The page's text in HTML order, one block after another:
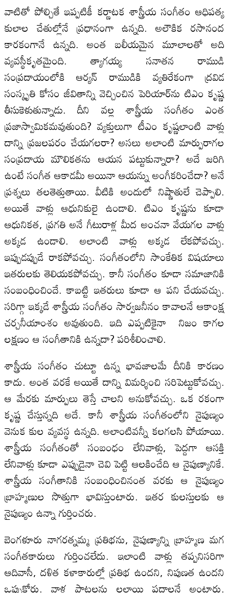
వాటితో పోల్చితే ఇప్పటికీ కర్ణాటక శాస్త్రీయ సంగీతం ఆధిపత్య
కులాల చేతుల్లోనే ప్రధానంగా ఉన్నది. అలౌకిక రసానంద
కారకంగానే ఉన్నది. అంత బలీయమైన మూలాలతో అది
వ్యవస్థీకృతమైంది. త్యాగయ్య సనాతన రాముడి
సంప్రదాయంలోకి ఆర్యన్‌ రాముడికి వ్యతిరేకంగా ద్రవిడ
సంస్కృతి కోసం జీవితాన్ని వెచ్చించిన పెరియార్‌ను టిఎం కృష్ణ
తీసుకెళుతున్నాడు. దీని వల్ల శాస్త్రీయ సంగీతం ఎంత
ప్రజాస్వామికమవుతుంది? వ్యక్తులుగా టీఎం కృష్ణలాంటి వాళ్లు
దాన్ని ప్రజలపరం చేయగలరా? అసలు అలాంటి మార్పురాగల
సంప్రదాయ మౌలికతను ఆయన పట్టుకున్నారా? అదే జరిగి
ఉంటే సంగీత ఆకాడమీ అయినా ఆయన్ను అంగీకరించేదా? అనే
ప్రశ్నలు తలతెత్తుతాయి. వీటికి అందులో నిష్ణాతులే చెప్పాలి.
అయితే వాళ్లు ఆధునికులై ఉండాలి. టిఎం కృష్ణను కూడా
ఆధునికత, ప్రగతి అనే గీటురాళ్ల మీద అంచనా వేయగల వాళ్లు
అక్కడ ఉండాలి. అలాంటి వాళ్లు అక్కడ లేకపోవచ్చు.
ఇప్పుడప్పుడే రాకపోవచ్చు. సంగీతంలోని సాంకేతిక విషయాలు
ఇతరులకు తెలియకపోవచ్చు. కానీ సంగీతం కూడా సమాజానికి
సంబంధించిందే. కాబట్టి ఇతరులు కూడా ఆ పని చేయవచ్చు.
సరిగ్గా ఇక్కడే శాస్త్రీయ సంగీతం సార్వజనీనం కావాలనే ఆకాంక్ష
చర్చనీయాంశం అవుతుంది. ఇది ఎప్పటికైనా నిజం కాగల
లక్షణం ఆ సంగీతానికి ఉన్నదా? పరిశీలించాలి.
శాస్త్రీయ సంగీతం చుట్టూ ఉన్న భావజాలమే దీనికి కారణం
కాదు. అంత వరకే అయితే దాన్ని విమర్శించి సరిపెట్టుకోవచ్చు.
ఆ మేరకు మార్పులు తెస్తే చాలని అనుకోవచ్చు. ఒక రకంగా
కృష్ణ చేస్తున్నది అదే. కానీ శాస్త్రీయ సంగీతంలోని నైపుణ్యం
వెనుక కుల వ్యవస్థ ఉన్నది. అలాంటివన్నీ కలగలసి పోయాయి.
శాస్త్రీయ సంగీతంతో సంబంధం లేనివాళ్లు, పెద్దగా ఆసక్తి
లేనివాళ్లు కూడా ఎప్పుడైనా చెవి పెట్టి ఆలకించేది ఆ నైపుణ్యానికే.
శాస్త్రీయ సంగీతానికి సంబంధించినంత వరకు ఆ నైపుణ్యం
బ్రాహ్మణుల సొత్తుగా భావిస్తుంటారు. ఇతర కులస్తులకు ఆ
నైపుణ్యం ఉన్నా గుర్తించరు.
బెంగళూరు నాగరత్నమ్మ ప్రతిభను, నైపుణ్యాన్ని బ్రాహ్మణ మగ
సంగీతకారులు గుర్తించలేదు. ఇలాంటి వాళ్లు తప్పనిసరిగా
ఆదివాసీ, దళిత కళాకారుల్లో ప్రతిభ ఉందని, నిపుణత ఉందని
ఒప్పుకోరు. వాళ్ల పాటలను లల్లాయి పదాలనే అంటారు.